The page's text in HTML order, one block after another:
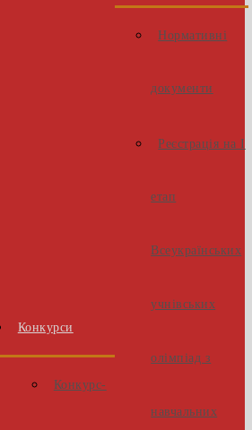
Конкурси
Конкурс-
Нормативні
документи
Реєстрація на І
етап
Всеукраїнських
учнівських
олімпіад з
навчальних